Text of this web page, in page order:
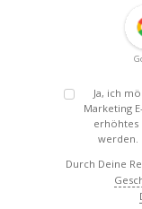
Ja, ich
Marketing
erhöhtes
werden.
Durch Deine